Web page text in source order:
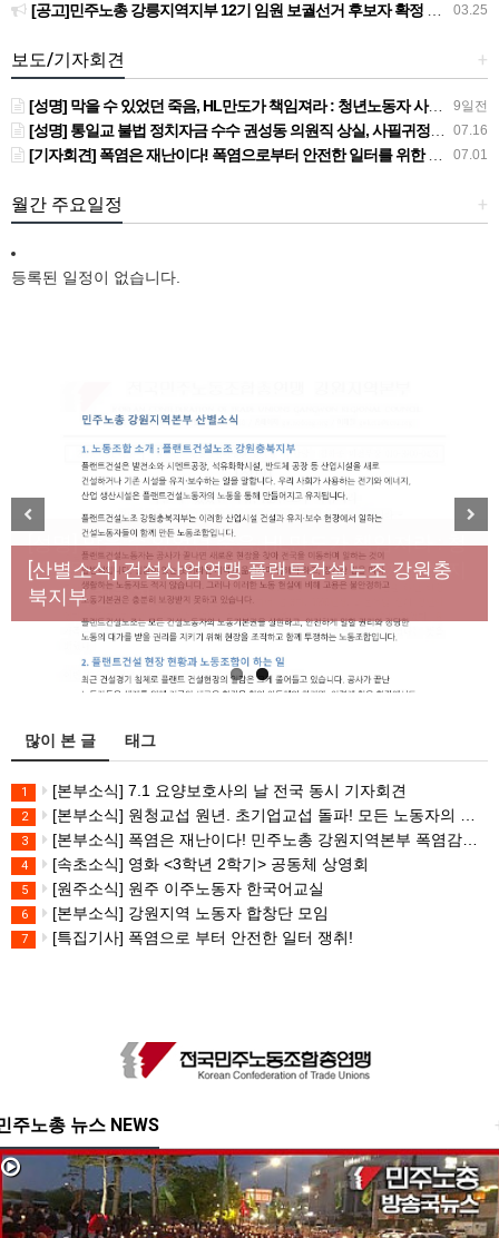
03.25
[공고]민주노총 강릉지역지부 12기 임원 보궐선거 후보자 확정 공고
+
보도/기자회견
9일전
[성명] 막을 수 있었던 죽음, HL만도가 책임져라 : 청년노동자 사망사고의 철저한 진상규명과 재발방지 대책 마련하라
07.16
[성명] 통일교 불법 정치자금 수수 권성동 의원직 상실, 사필귀정이다
07.01
[기자회견] 폭염은 재난이다! 폭염으로부터 안전한 일터를 위한 민주노총 강원지역본부 폭염감시단 선포 기자회견
+
월간 주요일정
등록된 일정이 없습니다.
[성명] 막을 수 있었던 죽음, HL만도가 책임져라 : 청
년노동자 사망사고의 철저한 진상규명과 재발방지
대책 마련하라
[산별소식] 건설산업연맹 플랜트건설노조 강원충
북지부
Previous Next
많이 본 글 태그
1 [본부소식] 7.1 요양보호사의 날 전국 동시 기자회견
2 [본부소식] 원청교섭 원년. 초기업교섭 돌파! 모든 노동자의 노동기본권 쟁취! 민주노총 7.15 총파업대회
3 [본부소식] 폭염은 재난이다! 민주노총 강원지역본부 폭염감시단 선포 기자회견
4 [속초소식] 영화 <3학년 2학기> 공동체 상영회
5 [원주소식] 원주 이주노동자 한국어교실
6 [본부소식] 강원지역 노동자 합창단 모임
7 [특집기사] 폭염으로 부터 안전한 일터 쟁취!
주노총 뉴스 NEWS